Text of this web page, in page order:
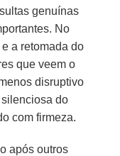
genuínas
No
a retomada do
que veem o
disruptivo
do
com firmeza.
após outros